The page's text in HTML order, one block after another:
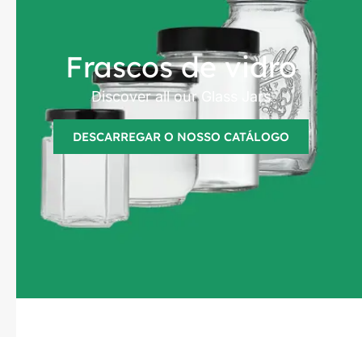
Frascos de vidro
Discover all our Glass Jars
DESCARREGAR O NOSSO CATÁLOGO